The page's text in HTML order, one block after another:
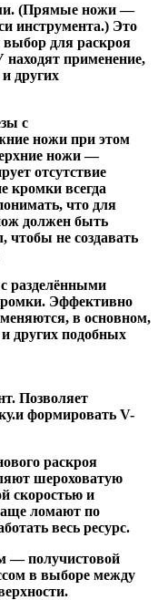
(Прямые ножи —
инструмента.) Это
выбор для раскроя
применение,
других
с
ножи при этом
ножи —
отсутствие
кромки всегда
что для
должен быть
не создавать
разделёнными
Эффективно
в основном,
других подобных
Позволяет
формировать V-
раскроя
шероховатую
скоростью и
ломают по
весь ресурс.
— получистовой
в выборе между